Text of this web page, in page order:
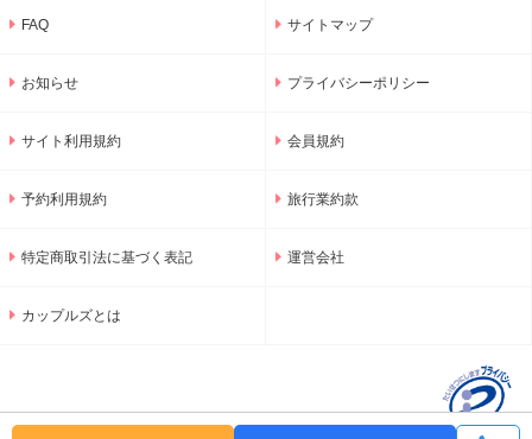
FAQ サイトマップ
お知らせ プライバシーポリシー
サイト利用規約 会員規約
予約利用規約 旅行業約款
特定商取引法に基づく表記 運営会社
カップルズとは